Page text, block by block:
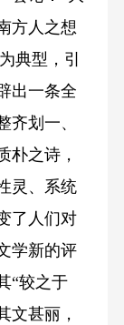
方人之想
典型，引
出一条全
齐划一、
朴之诗，
灵、系统
了人们对
学新的评
“较之于
文甚丽，